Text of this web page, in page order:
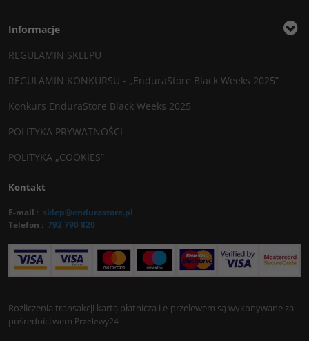
Informacje
REGULAMIN SKLEPU
REGULAMIN KONKURSU - „EnduraStore Black Weeks 2025”
Konkurs EnduraStore Black Weeks 2025
POLITYKA PRYWATNOŚCI
POLITYKA „COOKIES”
Kontakt
E-mail : sklep@endurastore.pl
Telefon : 792 790 820
Rozliczenia transakcji kartą płatnicza i e-przelewem są wykonywane za
pośrednictwem Przelewy24